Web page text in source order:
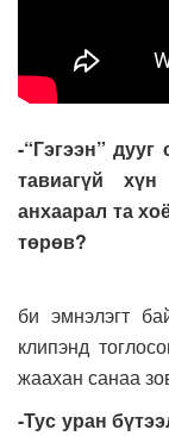
-“Гэгээн” дууг
тавиагүй
анхаарал та
төрөв?
-Жаахан
би эмнэлэгт
клипэнд
жаахан санаа
-Тус уран